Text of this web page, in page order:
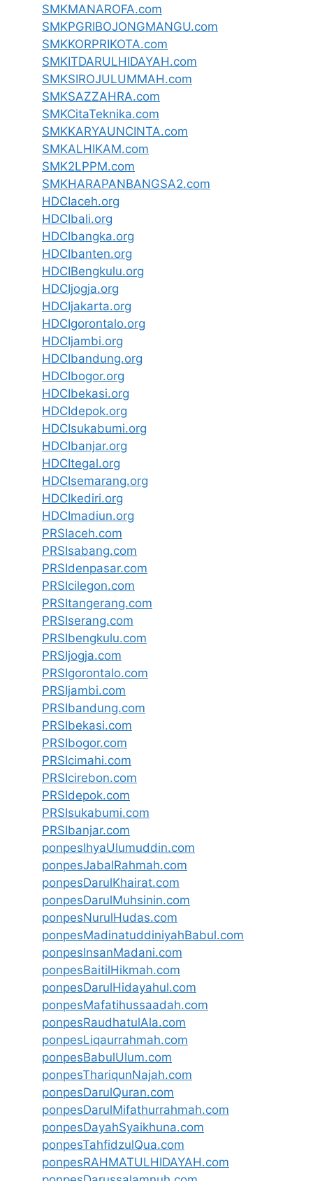
SMKMANAROFA.com
SMKPGRIBOJONGMANGU.com
SMKKORPRIKOTA.com
SMKITDARULHIDAYAH.com
SMKSIROJULUMMAH.com
SMKSAZZAHRA.com
SMKCitaTeknika.com
SMKKARYAUNCINTA.com
SMKALHIKAM.com
SMK2LPPM.com
SMKHARAPANBANGSA2.com
HDCIaceh.org
HDCIbali.org
HDCIbangka.org
HDCIbanten.org
HDCIBengkulu.org
HDCIjogja.org
HDCIjakarta.org
HDCIgorontalo.org
HDCIjambi.org
HDCIbandung.org
HDCIbogor.org
HDCIbekasi.org
HDCIdepok.org
HDCIsukabumi.org
HDCIbanjar.org
HDCItegal.org
HDCIsemarang.org
HDCIkediri.org
HDCImadiun.org
PRSIaceh.com
PRSIsabang.com
PRSIdenpasar.com
PRSIcilegon.com
PRSItangerang.com
PRSIserang.com
PRSIbengkulu.com
PRSIjogja.com
PRSIgorontalo.com
PRSIjambi.com
PRSIbandung.com
PRSIbekasi.com
PRSIbogor.com
PRSIcimahi.com
PRSIcirebon.com
PRSIdepok.com
PRSIsukabumi.com
PRSIbanjar.com
ponpesIhyaUlumuddin.com
ponpesJabalRahmah.com
ponpesDarulKhairat.com
ponpesDarulMuhsinin.com
ponpesNurulHudas.com
ponpesMadinatuddiniyahBabul.com
ponpesInsanMadani.com
ponpesBaitilHikmah.com
ponpesDarulHidayahul.com
ponpesMafatihussaadah.com
ponpesRaudhatulAla.com
ponpesLiqaurrahmah.com
ponpesBabulUlum.com
ponpesThariqunNajah.com
ponpesDarulQuran.com
ponpesDarulMifathurrahmah.com
ponpesDayahSyaikhuna.com
ponpesTahfidzulQua.com
ponpesRAHMATULHIDAYAH.com